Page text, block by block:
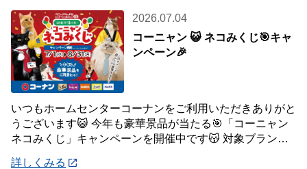
2026.07.04
コーニャン 😺 ネコみくじ🎯キャ
ンペーン🎉
いつもホームセンターコーナンをご利用いただきありがと
うございます😺 今年も豪華景品が当たる🎯「コーニャン
ネコみくじ」キャンペーンを開催中です😽 対象ブランド
詳しくみる